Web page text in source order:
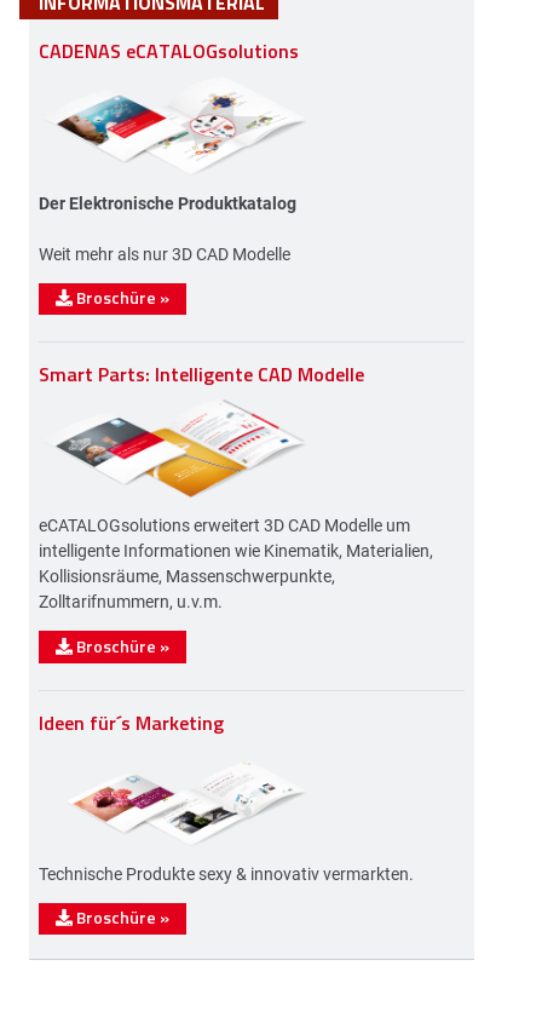
CADENAS eCATALOGsolutions
Der Elektronische Produktkatalog
Weit mehr als nur 3D CAD Modelle
Broschüre »
Smart Parts: Intelligente CAD Modelle
eCATALOGsolutions erweitert 3D CAD Modelle um
intelligente Informationen wie Kinematik, Materialien,
Kollisionsräume, Massenschwerpunkte,
Zolltarifnummern, u.v.m.
Broschüre »
Ideen für´s Marketing
Technische Produkte sexy & innovativ vermarkten.
Broschüre »